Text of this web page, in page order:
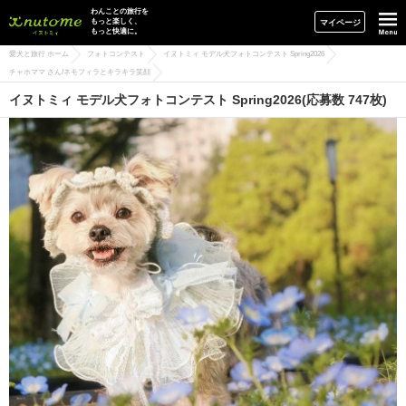
イヌトミィ
わんことの旅行を
もっと楽しく、
もっと快適に。
マイページ
愛犬と旅行 ホーム フォトコンテスト イヌトミィ モデル犬フォトコンテスト Spring2026
チャホママ さん/ネモフィラとキラキラ笑顔
イヌトミィ モデル犬フォトコンテスト Spring2026(応募数 747枚)